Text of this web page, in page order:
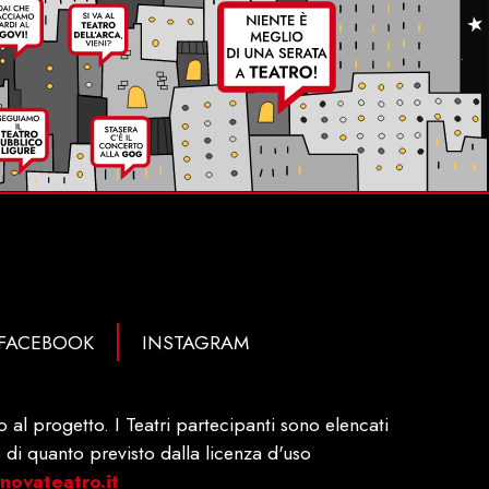
INSTAGRAM
al progetto. I Teatri partecipanti sono elencati
quanto previsto dalla licenza d'uso